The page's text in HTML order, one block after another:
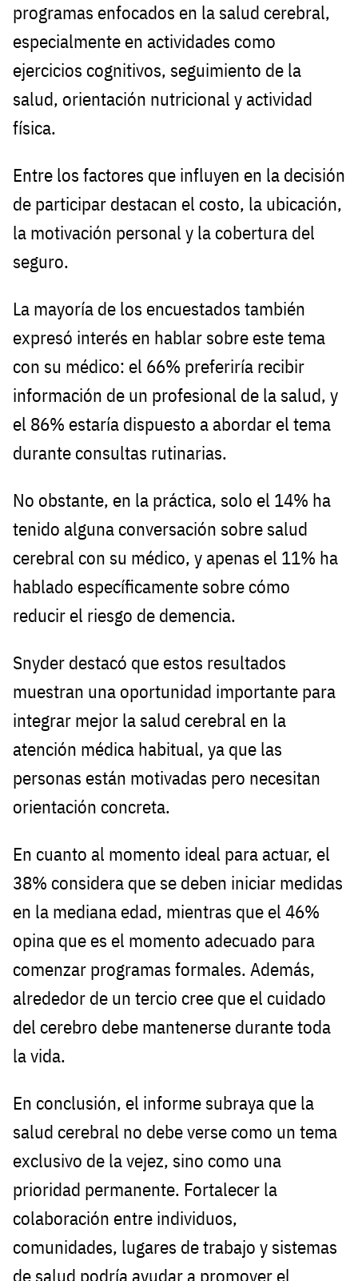
programas enfocados en la salud cerebral,
especialmente en actividades como
ejercicios cognitivos, seguimiento de la
salud, orientación nutricional y actividad
física.
Entre los factores que influyen en la decisión
de participar destacan el costo, la ubicación,
la motivación personal y la cobertura del
seguro.
La mayoría de los encuestados también
expresó interés en hablar sobre este tema
con su médico: el 66% preferiría recibir
información de un profesional de la salud, y
el 86% estaría dispuesto a abordar el tema
durante consultas rutinarias.
No obstante, en la práctica, solo el 14% ha
tenido alguna conversación sobre salud
cerebral con su médico, y apenas el 11% ha
hablado específicamente sobre cómo
reducir el riesgo de demencia.
Snyder destacó que estos resultados
muestran una oportunidad importante para
integrar mejor la salud cerebral en la
atención médica habitual, ya que las
personas están motivadas pero necesitan
orientación concreta.
En cuanto al momento ideal para actuar, el
38% considera que se deben iniciar medidas
en la mediana edad, mientras que el 46%
opina que es el momento adecuado para
comenzar programas formales. Además,
alrededor de un tercio cree que el cuidado
del cerebro debe mantenerse durante toda
la vida.
En conclusión, el informe subraya que la
salud cerebral no debe verse como un tema
exclusivo de la vejez, sino como una
prioridad permanente. Fortalecer la
colaboración entre individuos,
comunidades, lugares de trabajo y sistemas
de salud podría ayudar a promover el